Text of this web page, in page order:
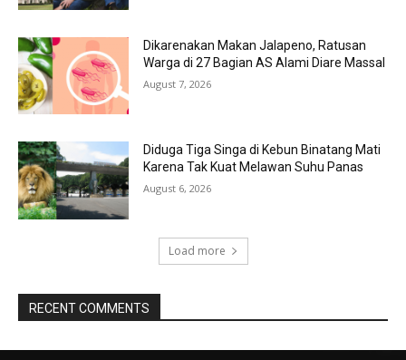
Dikarenakan Makan Jalapeno, Ratusan
Warga di 27 Bagian AS Alami Diare Massal
August 7, 2026
Diduga Tiga Singa di Kebun Binatang Mati
Karena Tak Kuat Melawan Suhu Panas
August 6, 2026
Load more
RECENT COMMENTS